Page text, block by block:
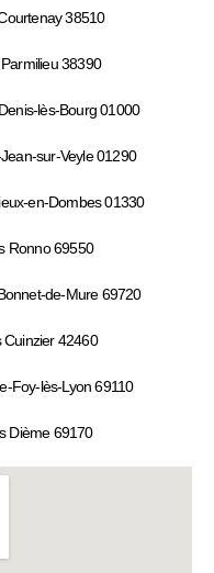
38510
38390
lès-Bourg 01000
sur-Veyle 01290
en-Dombes 01330
Ronno 69550
de-Mure 69720
Cuinzier 42460
Foy-lès-Lyon 69110
Dième 69170